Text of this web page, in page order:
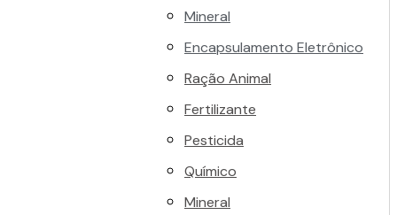
Mineral
Encapsulamento Eletrônico
Ração Animal
Fertilizante
Pesticida
Químico
Mineral